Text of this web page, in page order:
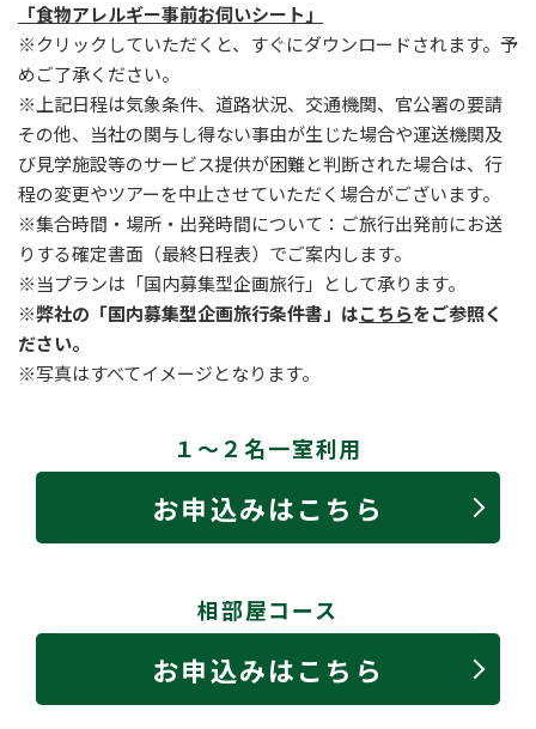
「食物アレルギー事前お伺いシート」
※クリックしていただくと、すぐにダウンロードされます。予
めご了承ください。
※上記日程は気象条件、道路状況、交通機関、官公署の要請
その他、当社の関与し得ない事由が生じた場合や運送機関及
び見学施設等のサービス提供が困難と判断された場合は、行
程の変更やツアーを中止させていただく場合がございます。
※集合時間・場所・出発時間について：ご旅行出発前にお送
りする確定書面（最終日程表）でご案内します。
※当プランは「国内募集型企画旅行」として承ります。
※弊社の「国内募集型企画旅行条件書」はこちらをご参照く
ださい。
※写真はすべてイメージとなります。
１～２名一室利用
お申込みはこちら
相部屋コース
お申込みはこちら